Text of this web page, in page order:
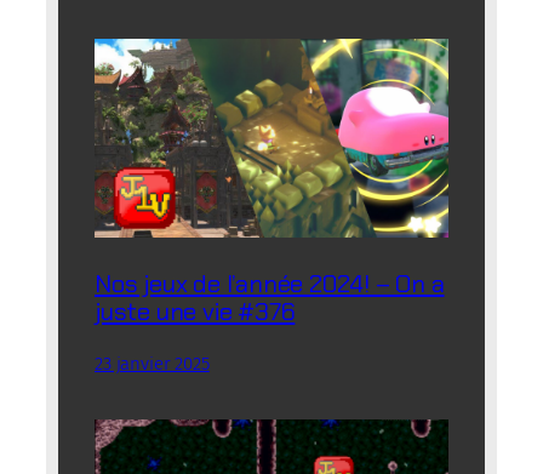
Nos jeux de l’année 2024! – On a
juste une vie #376
23 janvier 2025